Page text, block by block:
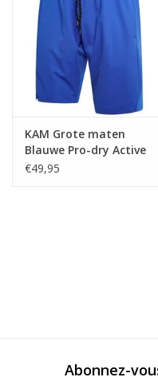
KAM Grote maten
Blauwe Pro-dry Active
Sportshort
€49,95
Abonnez-